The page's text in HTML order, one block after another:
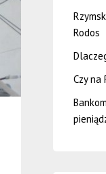
Rodos
Czy na